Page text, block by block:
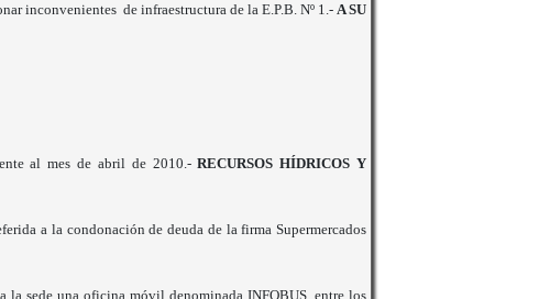
inconvenientes de infraestructura de la E.P.B. Nº 1.- A SU
al mes de abril de 2010.-RECURSOS HÍDRICOS Y
a la condonación de deuda de la firma Supermercados
la sede una oficina móvil denominada INFOBUS, entre los